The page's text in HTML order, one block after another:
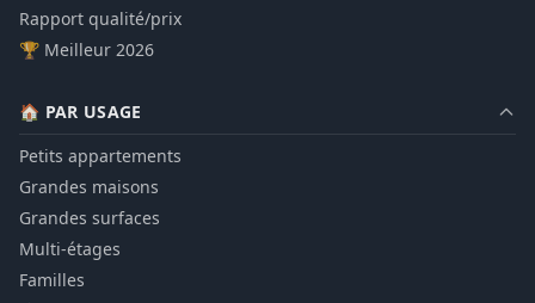
Rapport qualité/prix
🏆 Meilleur 2026
🏠 PAR USAGE
Petits appartements
Grandes maisons
Grandes surfaces
Multi-étages
Familles